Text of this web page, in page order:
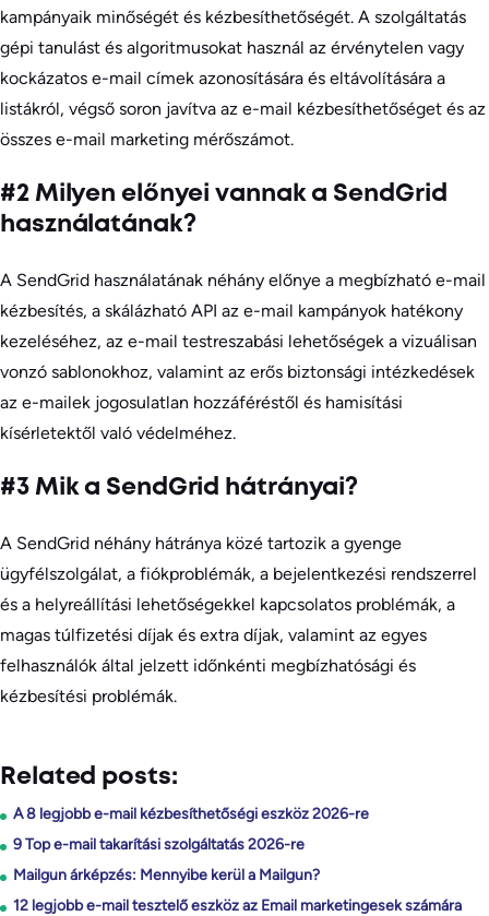
kampányaik minőségét és kézbesíthetőségét. A szolgáltatás
gépi tanulást és algoritmusokat használ az érvénytelen vagy
kockázatos e-mail címek azonosítására és eltávolítására a
listákról, végső soron javítva az e-mail kézbesíthetőséget és az
összes e-mail marketing mérőszámot.
#2 Milyen előnyei vannak a SendGrid
használatának?
A SendGrid használatának néhány előnye a megbízható e-mail
kézbesítés, a skálázható API az e-mail kampányok hatékony
kezeléséhez, az e-mail testreszabási lehetőségek a vizuálisan
vonzó sablonokhoz, valamint az erős biztonsági intézkedések
az e-mailek jogosulatlan hozzáféréstől és hamisítási
kísérletektől való védelméhez.
#3 Mik a SendGrid hátrányai?
A SendGrid néhány hátránya közé tartozik a gyenge
ügyfélszolgálat, a fiókproblémák, a bejelentkezési rendszerrel
és a helyreállítási lehetőségekkel kapcsolatos problémák, a
magas túlfizetési díjak és extra díjak, valamint az egyes
felhasználók által jelzett időnkénti megbízhatósági és
kézbesítési problémák.
Related posts:
A 8 legjobb e-mail kézbesíthetőségi eszköz 2026-re
9 Top e-mail takarítási szolgáltatás 2026-re
Mailgun árképzés: Mennyibe kerül a Mailgun?
12 legjobb e-mail tesztelő eszköz az Email marketingesek számára